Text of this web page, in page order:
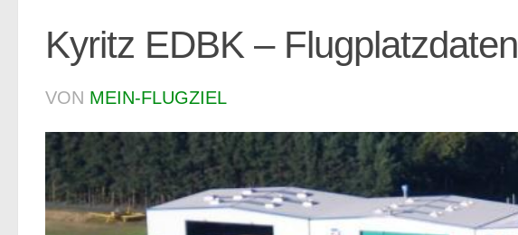
Kyritz EDBK – Flugplatzdaten
VON MEIN-FLUGZIEL